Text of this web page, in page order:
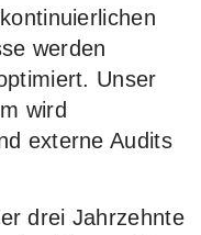
werden
Unser
wird
externe Audits
drei Jahrzehnte